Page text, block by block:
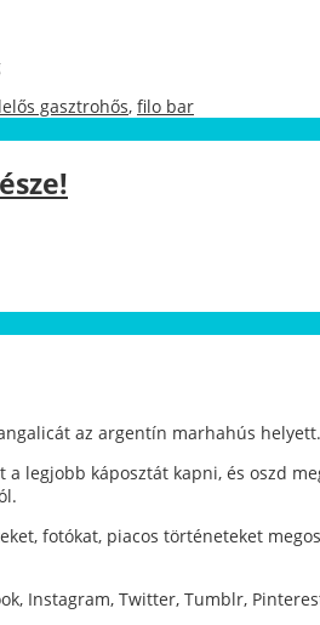
gasztrohős, filo bar
az argentín marhahús
legjobb káposztát kapni, és oszd
fotókat, piacos történeteket
Instagram, Twitter, Tumblr,